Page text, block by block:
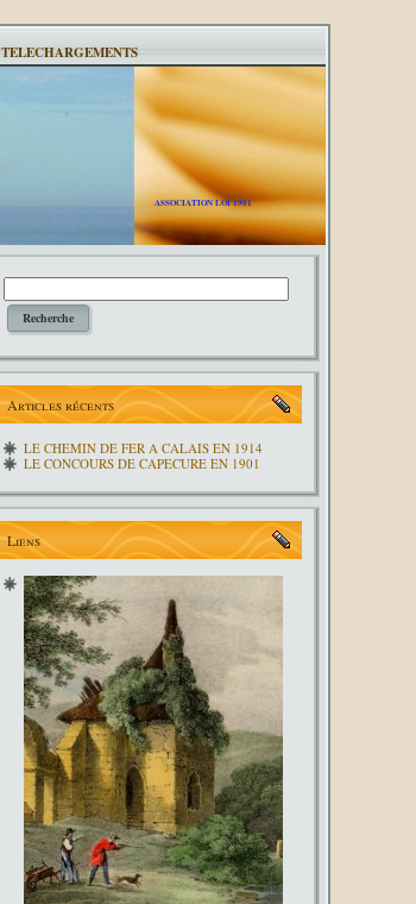
TELECHARGEMENTS
ASSOCIATION LOI 1901
Articles récents
LE CHEMIN DE FER A CALAIS EN 1914
LE CONCOURS DE CAPECURE EN 1901
Liens